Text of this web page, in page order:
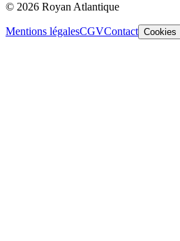
© 2026 Royan Atlantique
Mentions légalesCGVContact Cookies